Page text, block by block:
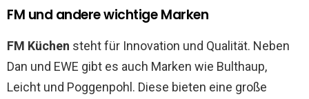
FM und andere wichtige Marken
FM Küchen steht für Innovation und Qualität. Neben
Dan und EWE gibt es auch Marken wie Bulthaup,
Leicht und Poggenpohl. Diese bieten eine große